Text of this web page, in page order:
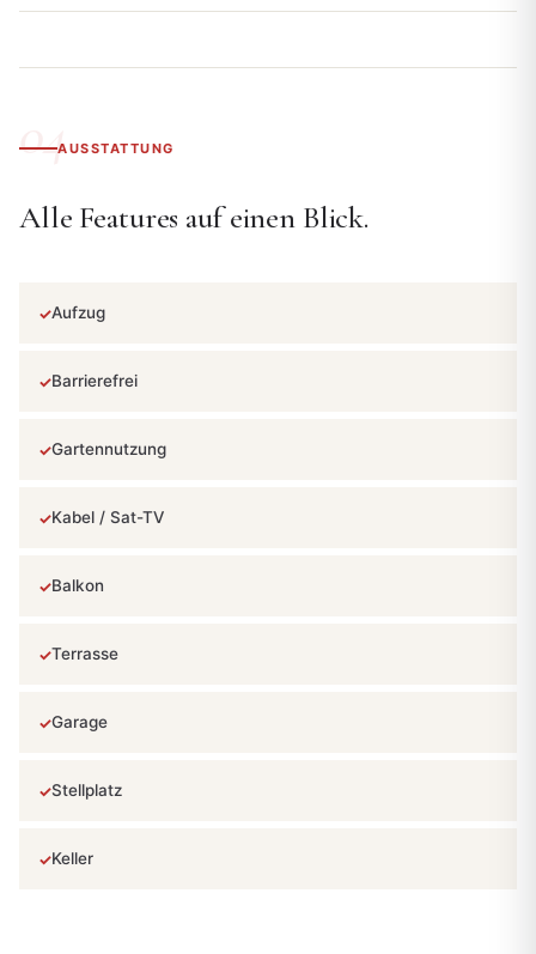
AUSSTATTUNG
Alle Features auf einen Blick.
Aufzug
Barrierefrei
Gartennutzung
Kabel / Sat-TV
Balkon
Terrasse
Garage
Stellplatz
Keller